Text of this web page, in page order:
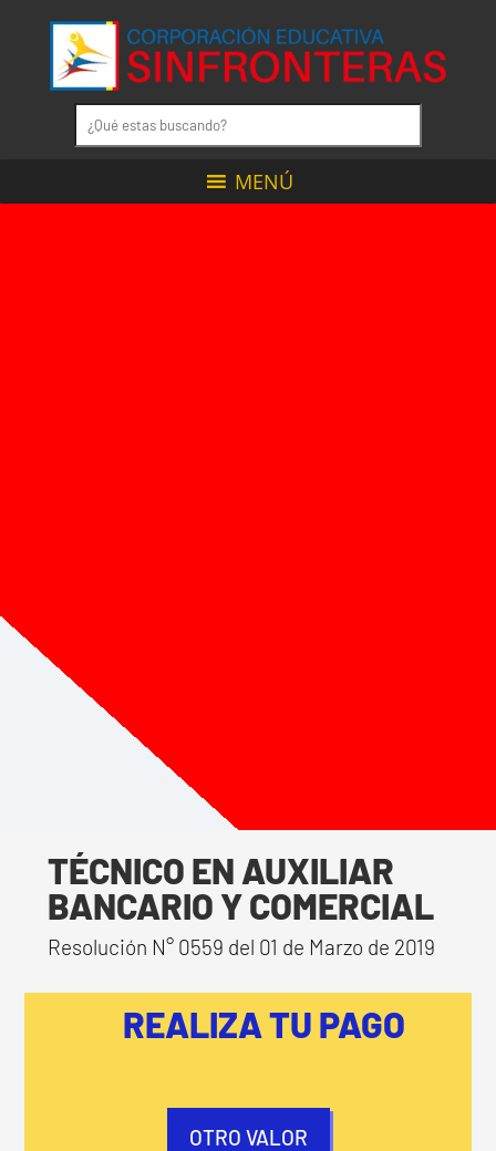
MENÚ
COMERCIAL
Estudia y cumple tu sueño estudiando
una carrera técnica laboral en la
Corporación Educativa Sinfronteras.
TÉCNICO EN AUXILIAR
BANCARIO Y COMERCIAL
Resolución N° 0559 del 01 de Marzo de 2019
REALIZA TU PAGO
OTRO VALOR